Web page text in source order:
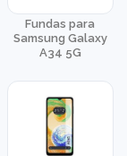
Fundas para
Samsung Galaxy
A34 5G